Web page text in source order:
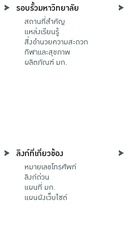
รอบรั้วมหาวิทยาลัย
สถานที่สำคัญ
แหล่งเรียนรู้
สิ่งอำนวยความสะดวก
กีฬาและสุขภาพ
ผลิตภัณฑ์ มก.
ลิงก์ที่เกี่ยวข้อง
หมายเลขโทรศัพท์
ลิงก์ด่วน
แผนที่ มก.
แผนผังเว็บไซต์